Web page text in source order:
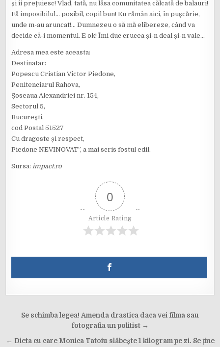
și îi prețuiesc! Vlad, tată, nu lăsa comunitatea călcată de balauri!
Fă imposibilul… posibil, copil bun! Eu rămân aici, în pușcărie,
unde m-au aruncat!… Dumnezeu o să mă elibereze, când va
decide că-i momentul. E ok! Îmi duc crucea și-n deal și-n vale…
Adresa mea este aceasta:
Destinatar:
Popescu Cristian Victor Piedone,
Penitenciarul Rahova,
Șoseaua Alexandriei nr. 154,
Sectorul 5,
București,
cod Postal 51527
Cu dragoste și respect,
Piedone NEVINOVAT”, a mai scris fostul edil.
Sursa:impact.ro
0
Article Rating
Post
navigation
Se schimba legea! Amenda drastica daca vei filma sau
fotografia un politist →
← Dieta cu care Monica Tatoiu slăbește 1 kilogram pe zi. Se ține